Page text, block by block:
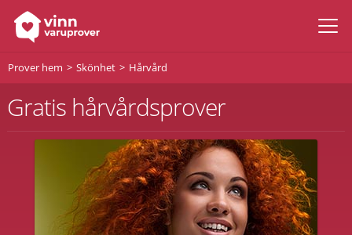
Prover hem Skönhet Hårvård
Gratis hårvårdsprover